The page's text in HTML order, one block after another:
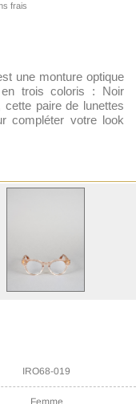
frais
une monture optique
en trois coloris : Noir
paire de lunettes
compléter votre look
IRO68-019